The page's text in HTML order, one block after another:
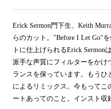
Cassette
World
New Arrivals
LP
7"
CD
Rock/Pop
Contemporary
AOR
City Pop
Japanese
World
CD
All
HipHop
R&B
Soul/Funk
Jazz/Fusion
Rock/Pop
World
2000s
HipHop
R&B
Erick Sermon門下生、Keith
らのカット。"Before I Let Go"
トに仕上げられるErick Sermon
派手な声質にフィルターをか
ランスを保っています。もうひ
によるリミックス。今もって
ートあってのこと。インスト収